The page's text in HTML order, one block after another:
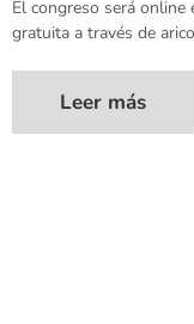
El congreso será
gratuita a través de
Leer más